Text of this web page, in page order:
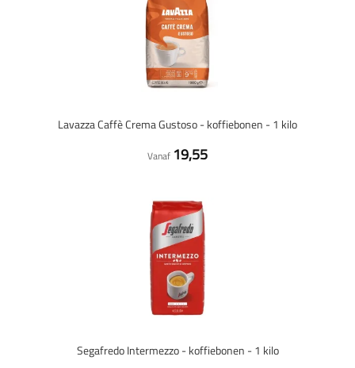
Lavazza Caffè Crema Gustoso - koffiebonen - 1 kilo
Vanaf 19,55
Segafredo Intermezzo - koffiebonen - 1 kilo